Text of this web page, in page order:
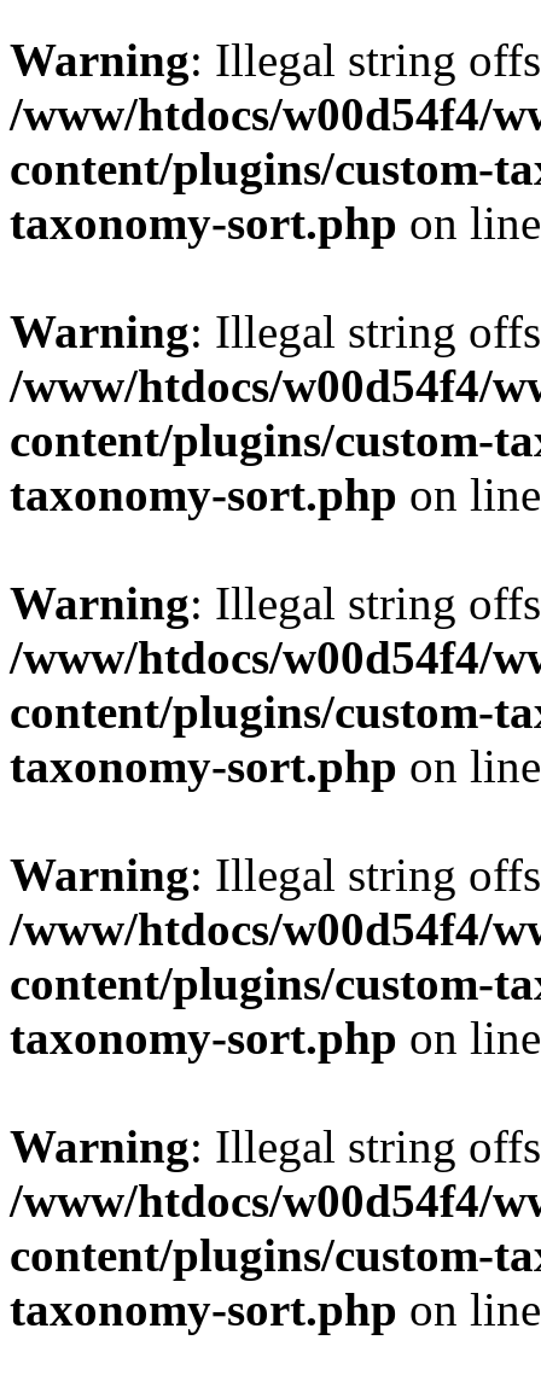
Warning: Illegal string
/www/htdocs/w00d54f4/
content/plugins/custom-
taxonomy-sort.php on
Warning: Illegal string
/www/htdocs/w00d54f4/
content/plugins/custom-
taxonomy-sort.php on
Warning: Illegal string
/www/htdocs/w00d54f4/
content/plugins/custom-
taxonomy-sort.php on
Warning: Illegal string
/www/htdocs/w00d54f4/
content/plugins/custom-
taxonomy-sort.php on
Warning: Illegal string
/www/htdocs/w00d54f4/
content/plugins/custom-
taxonomy-sort.php on